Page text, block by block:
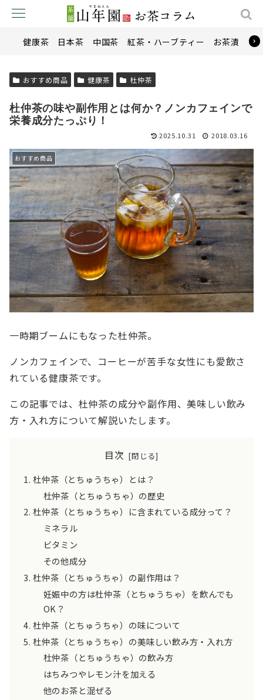
健康茶 日本茶 中国茶 紅茶・ハーブティー お茶漬け
おすすめ商品 健康茶 杜仲茶
杜仲茶の味や副作用とは何か？ノンカフェインで
栄養成分たっぷり！
2025.10.31 2018.03.16
おすすめ商品
一時期ブームにもなった杜仲茶。
ノンカフェインで、コーヒーが苦手な女性にも愛飲さ
れている健康茶です。
この記事では、杜仲茶の成分や副作用、美味しい飲み
方・入れ方について解説いたします。
目次
杜仲茶（とちゅうちゃ）とは？
杜仲茶（とちゅうちゃ）の歴史
杜仲茶（とちゅうちゃ）に含まれている成分って？
ミネラル
ビタミン
その他成分
杜仲茶（とちゅうちゃ）の副作用は？
妊娠中の方は杜仲茶（とちゅうちゃ）を飲んでも
OK？
杜仲茶（とちゅうちゃ）の味について
杜仲茶（とちゅうちゃ）の美味しい飲み方・入れ方
杜仲茶（とちゅうちゃ）の飲み方
はちみつやレモン汁を加える
他のお茶と混ぜる